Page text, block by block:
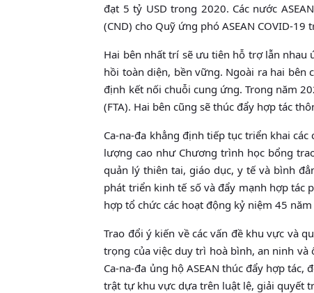
đạt 5 tỷ USD trong 2020. Các nước
(CND) cho Quỹ ứng phó ASEAN COVID-
Hai bên nhất trí sẽ ưu tiên hỗ trợ lẫn nhau
hồi toàn diện, bền vững. Ngoài ra hai bên
định kết nối chuỗi cung ứng. Trong năm
(FTA). Hai bên cũng sẽ thúc đẩy hợp tác
Ca-na-đa khẳng định tiếp tục triển khai
lượng cao như Chương trình học bổng
quản lý thiên tai, giáo dục, y tế và bình
phát triển kinh tế số và đẩy mạnh hợp tác
hợp tổ chức các hoạt động kỷ niệm 45
Trao đổi ý kiến về các vấn đề khu vực và
trọng của việc duy trì hoà bình, an ninh
Ca-na-đa ủng hộ ASEAN thúc đẩy hợp
trật tự khu vực dựa trên luật lệ, giải quyết